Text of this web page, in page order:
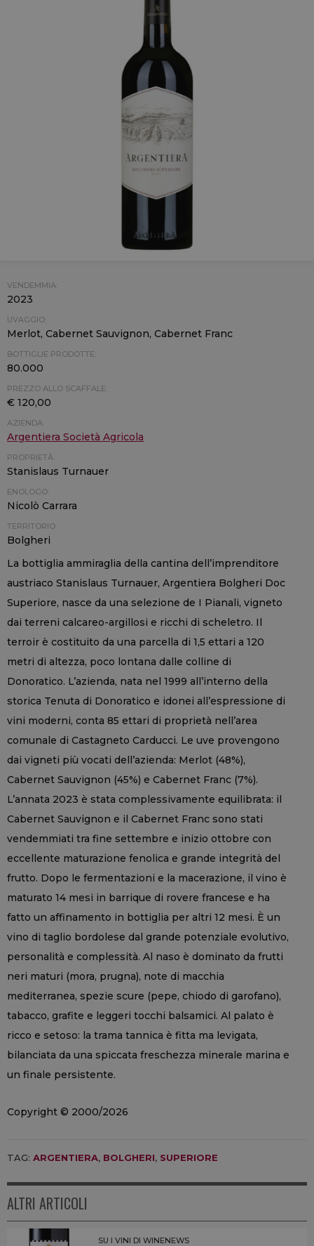
VENDEMMIA:
2023
UVAGGIO:
Merlot, Cabernet Sauvignon, Cabernet Franc
BOTTIGLIE PRODOTTE:
80.000
PREZZO ALLO SCAFFALE:
€ 120,00
AZIENDA:
Argentiera Società Agricola
PROPRIETÀ:
Stanislaus Turnauer
ENOLOGO:
Nicolò Carrara
TERRITORIO:
Bolgheri
La bottiglia ammiraglia della cantina dell’imprenditore
austriaco Stanislaus Turnauer, Argentiera Bolgheri Doc
Superiore, nasce da una selezione de I Pianali, vigneto
dai terreni calcareo-argillosi e ricchi di scheletro. Il
terroir è costituito da una parcella di 1,5 ettari a 120
metri di altezza, poco lontana dalle colline di
Donoratico. L’azienda, nata nel 1999 all’interno della
storica Tenuta di Donoratico e idonei all’espressione di
vini moderni, conta 85 ettari di proprietà nell’area
comunale di Castagneto Carducci. Le uve provengono
dai vigneti più vocati dell’azienda: Merlot (48%),
Cabernet Sauvignon (45%) e Cabernet Franc (7%).
L’annata 2023 è stata complessivamente equilibrata: il
Cabernet Sauvignon e il Cabernet Franc sono stati
vendemmiati tra fine settembre e inizio ottobre con
eccellente maturazione fenolica e grande integrità del
frutto. Dopo le fermentazioni e la macerazione, il vino è
maturato 14 mesi in barrique di rovere francese e ha
fatto un affinamento in bottiglia per altri 12 mesi. È un
vino di taglio bordolese dal grande potenziale evolutivo,
personalità e complessità. Al naso è dominato da frutti
neri maturi (mora, prugna), note di macchia
mediterranea, spezie scure (pepe, chiodo di garofano),
tabacco, grafite e leggeri tocchi balsamici. Al palato è
ricco e setoso: la trama tannica è fitta ma levigata,
bilanciata da una spiccata freschezza minerale marina e
un finale persistente.
Copyright © 2000/2026
TAG: ARGENTIERA, BOLGHERI, SUPERIORE
ALTRI ARTICOLI
SU I VINI DI WINENEWS